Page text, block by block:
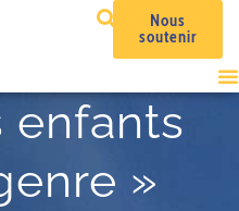
Nous
soutenir
enfants
»